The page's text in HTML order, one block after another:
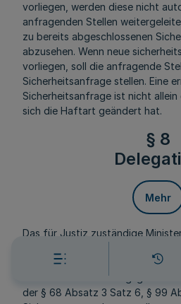
vorliegen, werden diese nicht
anfragenden Stellen
zu bereits abgeschlossenen
abzusehen. Wenn neue
vorliegen, soll die anfragende
Sicherheitsanfrage stellen. Eine
Sicherheitsanfrage ist nicht allein
sich die Haftart geändert hat.
§ 8
Mehr
Das für Justiz zuständige
109 Absatz 1 Satz 2, Absatz 9
Satz 1 des
der § 68 Absatz 3 Satz 6, § 99